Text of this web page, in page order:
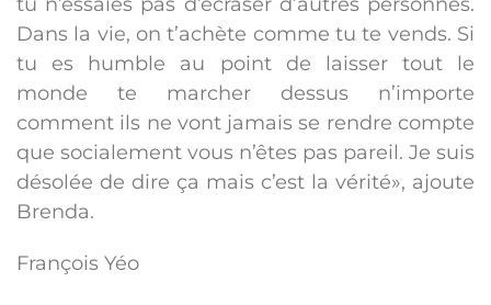
Dans la vie, on t’achète comme tu te vends. Si
tu es humble au point de laisser tout le
monde te marcher dessus n’importe
comment ils ne vont jamais se rendre compte
que socialement vous n’êtes pas pareil. Je suis
désolée de dire ça mais c’est la vérité», ajoute
Brenda.
François Yéo